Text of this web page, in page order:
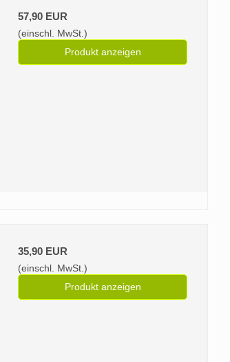
57,90 EUR
(einschl. MwSt.)
Produkt anzeigen
35,90 EUR
(einschl. MwSt.)
Produkt anzeigen